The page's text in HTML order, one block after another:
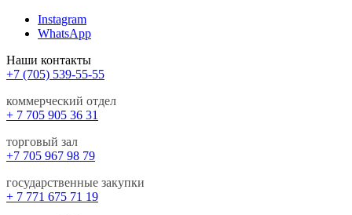
Instagram
WhatsApp
Наши контакты
+7 (705) 539-55-55
коммерческий отдел
+ 7 705 905 36 31
торговый зал
+7 705 967 98 79
государственные закупки
+ 7 771 675 71 19